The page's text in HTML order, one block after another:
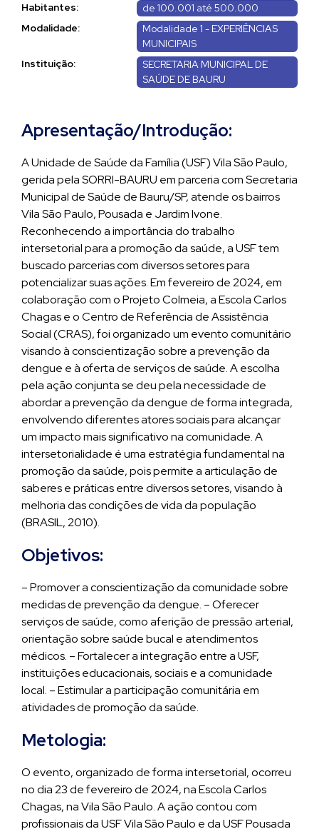
Habitantes:
de 100.001 até 500.000
Modalidade:
Modalidade 1 - EXPERIÊNCIAS
MUNICIPAIS
Instituição:
SECRETARIA MUNICIPAL DE
SAÚDE DE BAURU
Apresentação/Introdução:
A Unidade de Saúde da Família (USF) Vila São Paulo,
gerida pela SORRI-BAURU em parceria com Secretaria
Municipal de Saúde de Bauru/SP, atende os bairros
Vila São Paulo, Pousada e Jardim Ivone.
Reconhecendo a importância do trabalho
intersetorial para a promoção da saúde, a USF tem
buscado parcerias com diversos setores para
potencializar suas ações. Em fevereiro de 2024, em
colaboração com o Projeto Colmeia, a Escola Carlos
Chagas e o Centro de Referência de Assistência
Social (CRAS), foi organizado um evento comunitário
visando à conscientização sobre a prevenção da
dengue e à oferta de serviços de saúde. A escolha
pela ação conjunta se deu pela necessidade de
abordar a prevenção da dengue de forma integrada,
envolvendo diferentes atores sociais para alcançar
um impacto mais significativo na comunidade. A
intersetorialidade é uma estratégia fundamental na
promoção da saúde, pois permite a articulação de
saberes e práticas entre diversos setores, visando à
melhoria das condições de vida da população
(BRASIL, 2010).
Objetivos:
– Promover a conscientização da comunidade sobre
medidas de prevenção da dengue. – Oferecer
serviços de saúde, como aferição de pressão arterial,
orientação sobre saúde bucal e atendimentos
médicos. – Fortalecer a integração entre a USF,
instituições educacionais, sociais e a comunidade
local. – Estimular a participação comunitária em
atividades de promoção da saúde.
Metologia:
O evento, organizado de forma intersetorial, ocorreu
no dia 23 de fevereiro de 2024, na Escola Carlos
Chagas, na Vila São Paulo. A ação contou com
profissionais da USF Vila São Paulo e da USF Pousada